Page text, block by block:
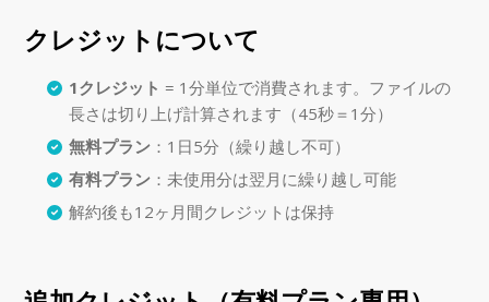
クレジットについて
1クレジット = 1分単位で消費されます。ファイルの
長さは切り上げ計算されます（45秒＝1分）
無料プラン：1日5分（繰り越し不可）
有料プラン：未使用分は翌月に繰り越し可能
解約後も12ヶ月間クレジットは保持